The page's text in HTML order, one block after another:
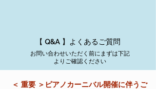
【 ​Q&A 】 よくあるご質問
お問い合わせいただく前にまずは下記
よりご確認ください
＜ 重要 ＞ピアノカーニバル開催に伴うご